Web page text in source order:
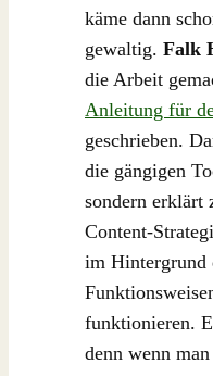
käme dann
gewaltig. Falk
die Arbeit
Anleitung für
geschrieben.
die gängigen
sondern erklärt
Content-
im Hintergrund
funktionieren.
denn wenn